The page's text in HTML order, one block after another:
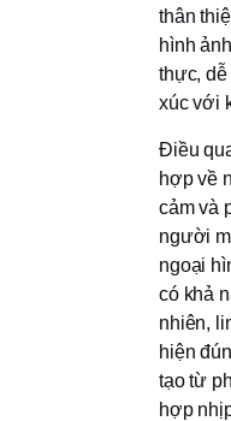
thân
hình
thực, dễ
xúc với
Điều
hợp về
cảm và
người
ngoại
có khả
nhiên,
hiện
tạo từ
hợp